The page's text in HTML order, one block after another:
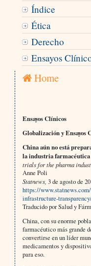
Índice
Ética
Derecho
Ensayos
Home
Ensayos Clínicos
Globalización y Ensayos
China aún no está
la industria farmacéutica
trials for the pharma
Anne Poli
Statnews, 3 de agosto de
https://
infrastructure-
Traducido por Salud y
China, con su enorme
farmacéutico más grande
convertirse en un líder
medicamentos y
para eso.